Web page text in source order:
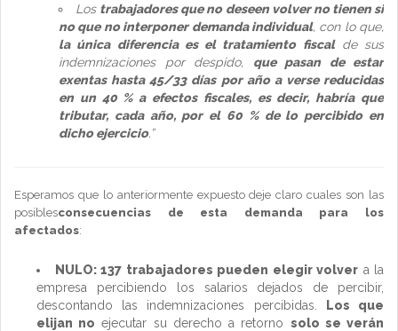
Los trabajadores que no deseen volver no tienen si
no que no interponer demanda individual, con lo que,
la única diferencia es el tratamiento fiscalde sus
indemnizaciones por despido, que pasan de estar
exentas hasta 45/33 días por año a verse reducidas
en un 40 % a efectos fiscales, es decir, habría que
tributar, cada año, por el 60 % de lo percibido en
dicho ejercicio.”
Esperamos que lo anteriormente expuesto deje claro cuales son las
posiblesconsecuencias de esta demanda para los
afectados:
NULO: 137 trabajadores pueden elegir volver a la
empresa percibiendo los salarios dejados de percibir,
descontando las indemnizaciones percibidas.
Los que
elijan no ejecutar su derecho a retorno solo se verán